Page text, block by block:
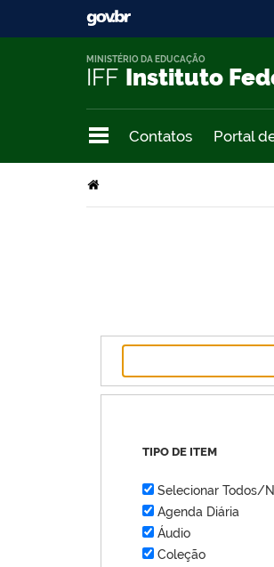
IFF Instituto
MINISTÉRIO DA EDUCAÇÃO
Contatos Portal
TIPO DE ITEM
Selecionar Todos/
Agenda Diária
Áudio
Coleção